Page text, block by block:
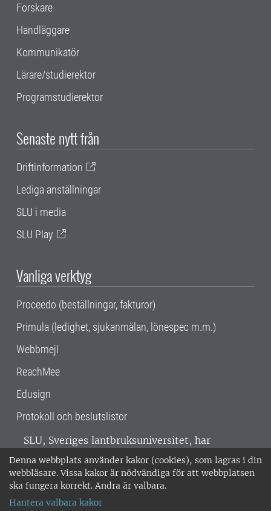
Denna webbplats använder kakor (cookies), som lagras i din
webbläsare. Vissa kakor är nödvändiga för att webbplatsen
ska fungera korrekt. Andra är valbara.
Hantera valbara kakor
Forskare
Handläggare
Kommunikatör
Lärare/studierektor
Programstudierektor
Senaste nytt från
Driftinformation
Lediga anställningar
SLU i media
SLU Play
Vanliga verktyg
Proceedo (beställningar, fakturor)
Primula (ledighet, sjukanmälan, lönespec m.m.)
Webbmejl
ReachMee
Edusign
Protokoll och beslutslistor
SLU, Sveriges lantbruksuniversitet, har
verksamhet över hela Sverige. Huvudorter är
Alnarp, Uppsala och Umeå.SLU är
miljöcertifierat enligt ISO 14001. •
018-67 10 00 • Org nr: 202100-2817 •